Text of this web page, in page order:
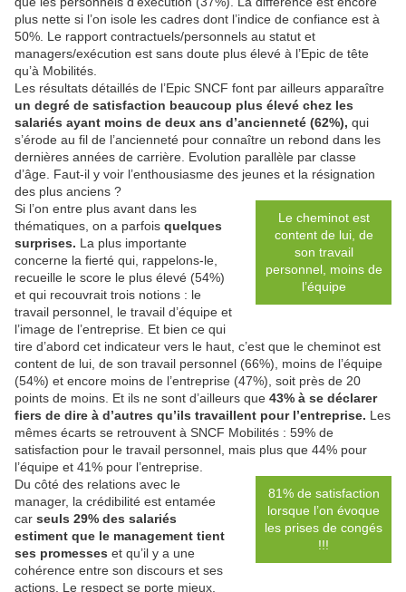
plus nette si l’on isole les cadres dont l’indice de confiance est à
50%. Le rapport contractuels/personnels au statut et
managers/exécution est sans doute plus élevé à l’Epic de tête
qu’à Mobilités.
Les résultats détaillés de l’Epic SNCF font par ailleurs apparaître
un degré de satisfaction beaucoup plus élevé chez les
salariés ayant moins de deux ans d’ancienneté (62%), qui
s’érode au fil de l’ancienneté pour connaître un rebond dans les
dernières années de carrière. Evolution parallèle par classe
d’âge. Faut-il y voir l’enthousiasme des jeunes et la résignation
des plus anciens ?
Le cheminot est
content de lui, de
son travail
personnel, moins de
l’équipe
Si l’on entre plus avant dans les
thématiques, on a parfois quelques
surprises. La plus importante
concerne la fierté qui, rappelons-le,
recueille le score le plus élevé (54%)
et qui recouvrait trois notions : le
travail personnel, le travail d’équipe et
l’image de l’entreprise. Et bien ce qui
tire d’abord cet indicateur vers le haut, c’est que le cheminot est
content de lui, de son travail personnel (66%), moins de l’équipe
(54%) et encore moins de l’entreprise (47%), soit près de 20
points de moins. Et ils ne sont d’ailleurs que 43% à se déclarer
fiers de dire à d’autres qu’ils travaillent pour l’entreprise. Les
mêmes écarts se retrouvent à SNCF Mobilités : 59% de
satisfaction pour le travail personnel, mais plus que 44% pour
l’équipe et 41% pour l’entreprise.
81% de satisfaction
lorsque l’on évoque
les prises de congés
!!!
Du côté des relations avec le
manager, la crédibilité est entamée
car seuls 29% des salariés
estiment que le management tient
ses promesses et qu’il y a une
cohérence entre son discours et ses
actions. Le respect se porte mieux,